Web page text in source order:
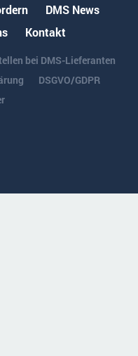
DMS News
Kontakt
bei DMS-Lieferanten
DSGVO/GDPR